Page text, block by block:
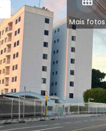
Mais fotos